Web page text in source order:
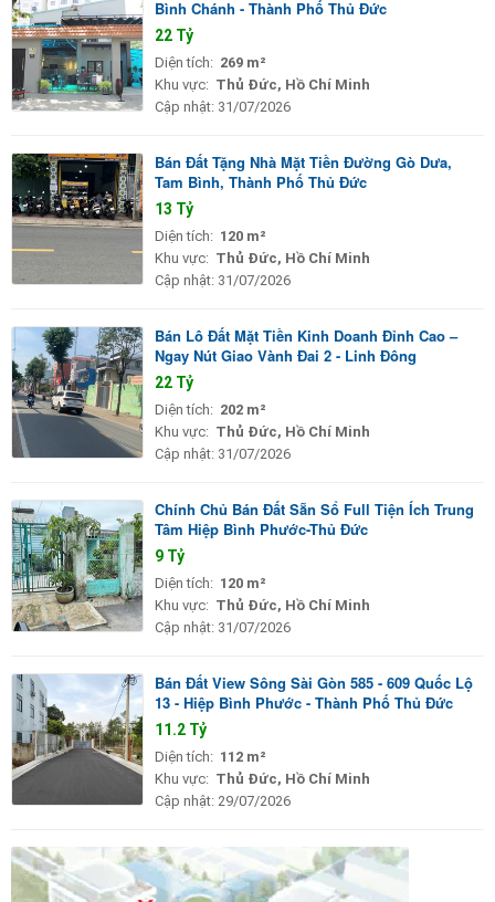
Bình Chánh - Thành Phố Thủ Đức
22 Tỷ
Diện tích: 269 m²
Khu vực: Thủ Đức, Hồ Chí Minh
Cập nhật: 31/07/2026
Bán Đất Tặng Nhà Mặt Tiền Đường Gò Dưa,
Tam Bình, Thành Phố Thủ Đức
13 Tỷ
Diện tích: 120 m²
Khu vực: Thủ Đức, Hồ Chí Minh
Cập nhật: 31/07/2026
Bán Lô Đất Mặt Tiền Kinh Doanh Đỉnh Cao –
Ngay Nút Giao Vành Đai 2 - Linh Đông
22 Tỷ
Diện tích: 202 m²
Khu vực: Thủ Đức, Hồ Chí Minh
Cập nhật: 31/07/2026
Chính Chủ Bán Đất Sẵn Sổ Full Tiện Ích Trung
Tâm Hiệp Bình Phước-Thủ Đức
9 Tỷ
Diện tích: 120 m²
Khu vực: Thủ Đức, Hồ Chí Minh
Cập nhật: 31/07/2026
Bán Đất View Sông Sài Gòn 585 - 609 Quốc Lộ
13 - Hiệp Bình Phước - Thành Phố Thủ Đức
11.2 Tỷ
Diện tích: 112 m²
Khu vực: Thủ Đức, Hồ Chí Minh
Cập nhật: 29/07/2026